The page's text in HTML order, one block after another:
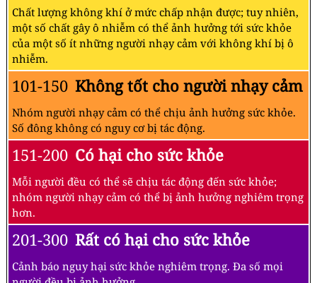
Chất lượng không khí ở mức chấp nhận được; tuy nhiên,
một số chất gây ô nhiễm có thể ảnh hưởng tới sức khỏe
của một số ít những người nhạy cảm với không khí bị ô
nhiễm.
101-150 Không tốt cho người nhạy cảm
Nhóm người nhạy cảm có thể chịu ảnh hưởng sức khỏe.
Số đông không có nguy cơ bị tác động.
151-200 Có hại cho sức khỏe
Mỗi người đều có thể sẽ chịu tác động đến sức khỏe;
nhóm người nhạy cảm có thể bị ảnh hưởng nghiêm trọng
hơn.
201-300 Rất có hại cho sức khỏe
Cảnh báo nguy hại sức khỏe nghiêm trọng. Đa số mọi